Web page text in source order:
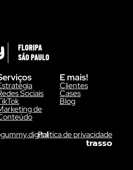
FLORIPA
SÃO PAULO
Sociais
de
E mais!
Clientes
Cases
Blog
Política de privacidade
trasso